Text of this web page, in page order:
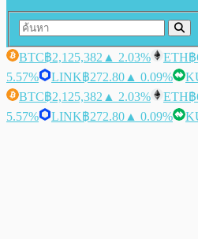
BTC฿2,125,382 ▲ 2.03% ETH฿
5.57%
LINK฿272.80 ▲ 0.09%
BTC฿2,125,382 ▲ 2.03% ETH฿
5.57%
LINK฿272.80 ▲ 0.09%